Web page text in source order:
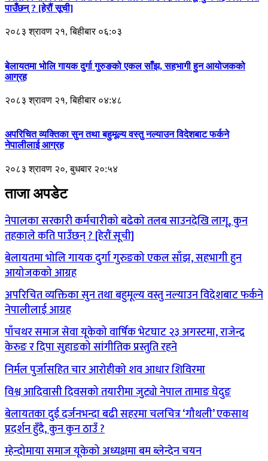
पाउँछन् ? [हेरौं सूची]
२०८३ श्रावण २१, बिहीबार ०६:०३
बेलायतमा भोलि गायक दुर्गा गुरुङको एकल साँझ, सहभागी हुन आयोजकको
आग्रह
२०८३ श्रावण २१, बिहीबार ०४:४८
अपरिचित व्यक्तिका सुन तथा बहुमूल्य वस्तु नल्याउन विदेशबाट फर्कने
नेपालीलाई आग्रह
२०८३ श्रावण २०, बुधबार २०:५४
ताजा अपडेट
नेपालका सरकारी कर्मचारीको बढेको तलब साउनदेखि लागू, कुन
तहकाले कति पाउँछन् ? [हेरौं सूची]
बेलायतमा भोलि गायक दुर्गा गुरुङको एकल साँझ, सहभागी हुन
आयोजकको आग्रह
अपरिचित व्यक्तिका सुन तथा बहुमूल्य वस्तु नल्याउन विदेशबाट फर्कने
नेपालीलाई आग्रह
पाँचथर समाज सेवा यूकेको वार्षिक भेटघाट २३ अगस्टमा, राजेन्द्र
केरुङ र दिपा सुहाङको सांगीतिक प्रस्तुति रहने
निर्मल पुर्जासहित चार आरोहीको शव आधार शिविरमा
विश्व आदिवासी दिवसको तयारीमा जुट्यो नेपाल तामाङ घेदुङ
बेलायतका दुई दर्जनभन्दा बढी सहरमा चलचित्र ‘गौथली’ एकसाथ
प्रदर्शन हुँदै, कुन कुन ठाउँ ?
म्हेन्दोमाया समाज यूकेको अध्यक्षमा बम ब्लेन्देन चयन